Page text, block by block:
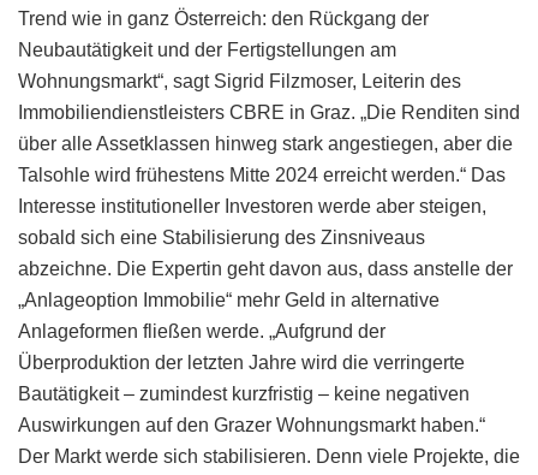
Trend wie in ganz Österreich: den Rückgang der
Neubautätigkeit und der Fertigstellungen am
Wohnungsmarkt“, sagt Sigrid Filzmoser, Leiterin des
Immobiliendienstleisters CBRE in Graz. „Die Renditen sind
über alle Assetklassen hinweg stark angestiegen, aber die
Talsohle wird frühestens Mitte 2024 erreicht werden.“ Das
Interesse institutioneller Investoren werde aber steigen,
sobald sich eine Stabilisierung des Zinsniveaus
abzeichne. Die Expertin geht davon aus, dass anstelle der
„Anlageoption Immobilie“ mehr Geld in alternative
Anlageformen fließen werde. „Aufgrund der
Überproduktion der letzten Jahre wird die verringerte
Bautätigkeit – zumindest kurzfristig – keine negativen
Auswirkungen auf den Grazer Wohnungsmarkt haben.“
Der Markt werde sich stabilisieren. Denn viele Projekte, die